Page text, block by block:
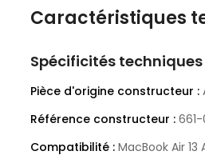
MD760LL/B Early
MF068LL/A Early 2014
EMC 2925 :
MJVE2LL/A Early
EMC 3178 :
MQD32LL/A Mid 2017
Z0UU1LL/A Mid 2017
Caractéristiques
Spécificités techniques
Pièce d'origine constructeur :
Référence constructeur :
Compatibilité : MacBook Air 13